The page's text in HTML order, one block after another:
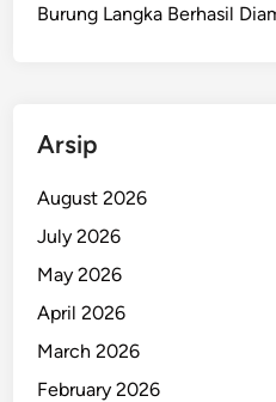
Burung Langka Berhasil
Arsip
August 2026
July 2026
May 2026
April 2026
March 2026
February 2026